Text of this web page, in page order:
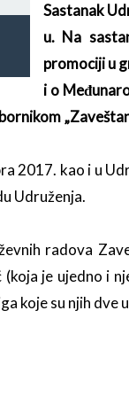
Sastanak
u. Na
promociji u
i o
2017. kao i u
Udruženja.
radova
je ujedno i
koje su njih dve